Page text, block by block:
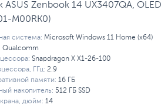
ASUS Zenbook 14 UX3407QA, OLED
M00RK0)
система: Microsoft Windows 11 Home (x64)
Qualcomm
Snapdragon X X1-26-100
ГГц: 2.9
памяти: 16 ГБ
накопитель: 512 ГБ SSD
дюйм: 14